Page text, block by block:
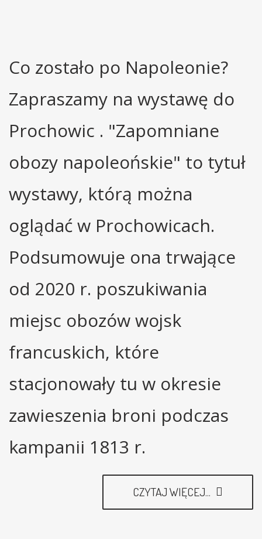
Co zostało po Napoleonie?
Zapraszamy na wystawę do
Prochowic . "Zapomniane
obozy napoleońskie" to tytuł
wystawy, którą można
oglądać w Prochowicach.
Podsumowuje ona trwające
od 2020 r. poszukiwania
miejsc obozów wojsk
francuskich, które
stacjonowały tu w okresie
zawieszenia broni podczas
kampanii 1813 r.
CZYTAJ WIĘCEJ...